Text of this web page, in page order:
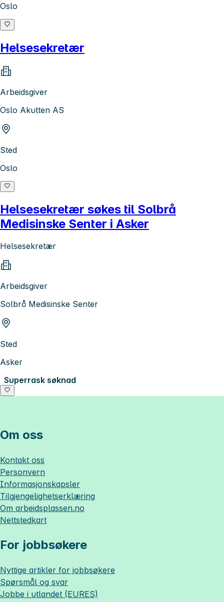
Oslo
Helsesekretær
Arbeidsgiver
Oslo Akutten AS
Sted
Oslo
Helsesekretær søkes til Solbrå
Medisinske Senter i Asker
Helsesekretær
Arbeidsgiver
Solbrå Medisinske Senter
Sted
Asker
Superrask søknad
Om oss
Kontakt oss
Personvern
Informasjonskapsler
Tilgjengelighetserklæring
Om arbeidsplassen.no
Nettstedkart
For jobbsøkere
Nyttige artikler for jobbsøkere
Spørsmål og svar
Jobbe i utlandet (EURES)